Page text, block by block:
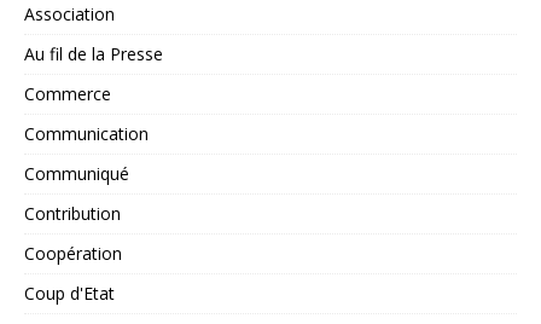
Association
Au fil de la Presse
Commerce
Communication
Communiqué
Contribution
Coopération
Coup d'Etat